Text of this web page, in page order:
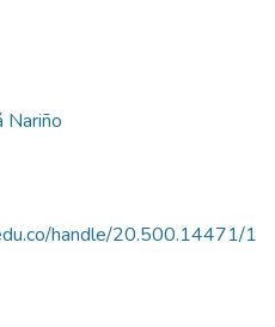
Nariño
handle/20.500.14471/1